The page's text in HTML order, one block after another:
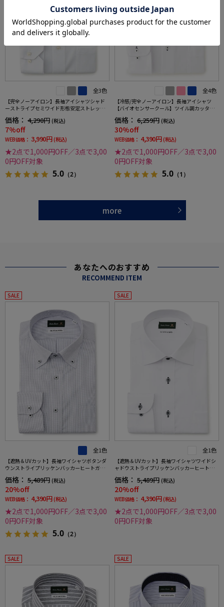
全3色
【完全ノーアイロン】長袖アイシャツシャド
ーストライプセミワイド形態安定ストレッチ
価格： 4,290円 (税込)
7%off
WEB価格： 3,990円 (税込)
★2点で1,000円OFF／3点で3,00
0円OFF対象
5.0 （2）
全4色
【冷感/完全ノーアイロン】長袖アイシャツ
【バイオセンサークール】ツイル調カッタウ
汗速乾ワイシャツ春夏
価格： 6,259円 (税込)
30%off
WEB価格： 4,390円 (税込)
★2点で1,000円OFF／3点で3,00
0円OFF対象
5.0 （1）
more
あなたへのおすすめ
RECOMMEND ITEM
SALE
全1色
【遮熱＆UVカット】長袖ワイシャツボタンダ
ウンストライプリッケンバッカーヒートガー
価格： 5,489円 (税込)
20%off
WEB価格： 4,390円 (税込)
★2点で1,000円OFF／3点で3,00
0円OFF対象
5.0 （2）
SALE
全1色
【遮熱＆UVカット】長袖ワイシャツワイドシ
ャドウストライプリッケンバッカーヒートガ
価格： 5,489円 (税込)
20%off
WEB価格： 4,390円 (税込)
★2点で1,000円OFF／3点で3,00
0円OFF対象
SALE SALE